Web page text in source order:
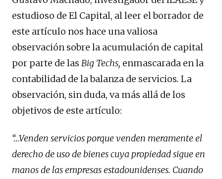
estudioso de El Capital, al leer el borrador de
este artículo nos hace una valiosa
observación sobre la acumulación de capital
por parte de las Big Techs, enmascarada en la
contabilidad de la balanza de servicios. La
observación, sin duda, va más allá de los
objetivos de este artículo:
“…Venden servicios porque venden meramente el
derecho de uso de bienes cuya propiedad sigue en
manos de las empresas estadounidenses. Cuando